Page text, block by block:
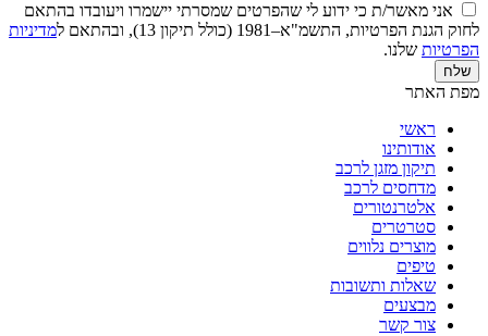
אני מאשר/ת כי ידוע לי שהפרטים שמסרתי יישמרו ויעובדו בהתאם
לחוק הגנת הפרטיות, התשמ"א–1981 (כולל תיקון 13), ובהתאם ל
מדיניות
הפרטיות שלנו.
שלח
מפת האתר
ראשי
אודותינו
תיקון מזגן לרכב
מדחסים לרכב
אלטרנטורים
סטרטרים
מוצרים נלווים
טיפים
שאלות ותשובות
מבצעים
צור קשר